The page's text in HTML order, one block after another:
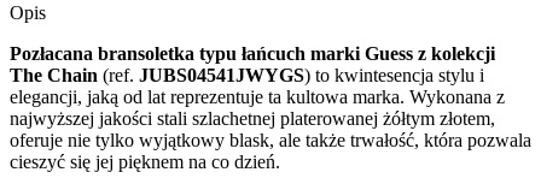
Opis
Pozłacana bransoletka typu łańcuch marki Guess z kolekcji
The Chain (ref. JUBS04541JWYGS) to kwintesencja stylu i
elegancji, jaką od lat reprezentuje ta kultowa marka. Wykonana z
najwyższej jakości stali szlachetnej platerowanej żółtym złotem,
oferuje nie tylko wyjątkowy blask, ale także trwałość, która pozwala
cieszyć się jej pięknem na co dzień.